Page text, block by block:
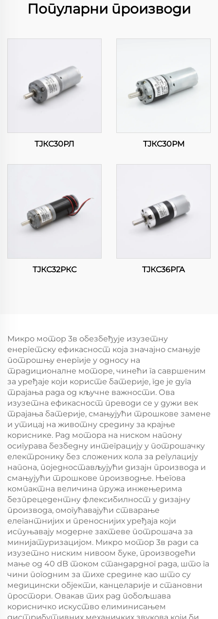
Популарни производи
ТЈКС30РЛ ТЈКС30РМ
ТЈКС32РКС ТЈКС36РГА
Микро мотор 3в обезбеђује изузетну
енергетску ефикасност која значајно смањује
потрошњу енергије у односу на
традиционалне моторе, чинећи га савршеним
за уређаје који користе батерије, где је дуга
трајања рада од кључне важности. Ова
изузетна ефикасност преводи се у дужи век
трајања батерије, смањујући трошкове замене
и утицај на животну средину за крајње
кориснике. Рад мотора на ниском напону
осигурава безбедну интеграцију у потрошачку
електронику без сложених кола за регулацију
напона, поједностављујући дизајн производа и
смањујући трошкове производње. Његова
компактна величина пружа инжењерима
безпрецедентну флексибилност у дизајну
производа, омогућавајући стварање
елегантнијих и преноснијих уређаја који
испуњавају модерне захтеве потрошача за
минијатуризацијом. Микро мотор 3в ради са
изузетно ниским нивоом буке, производећи
мање од 40 dB током стандардног рада, што га
чини погодним за тихе средине као што су
медицински објекти, канцеларије и становни
простори. Овакав тих рад побољшава
корисничко искуство елиминисањем